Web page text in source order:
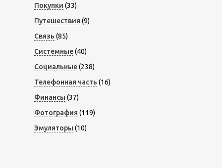
Покупки (33)
Путешествия (9)
Связь (85)
Системные(40)
Социальные(238)
Телефонная часть (16)
Финансы (37)
Фотография (119)
Эмуляторы (10)